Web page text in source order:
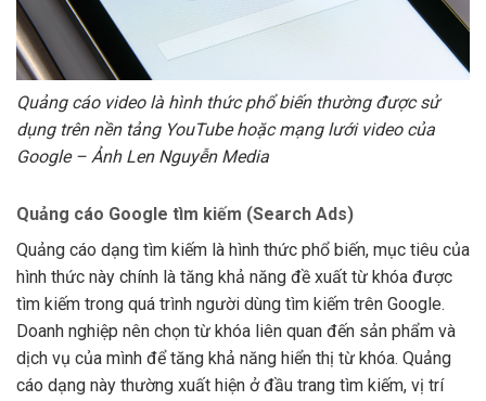
Quảng cáo video là hình thức phổ biến thường được sử
dụng trên nền tảng YouTube hoặc mạng lưới video của
Google – Ảnh Len Nguyễn Media
Quảng cáo Google tìm kiếm (Search Ads)
Quảng cáo dạng tìm kiếm là hình thức phổ biến, mục tiêu của
hình thức này chính là tăng khả năng đề xuất từ khóa được
tìm kiếm trong quá trình người dùng tìm kiếm trên Google.
Doanh nghiệp nên chọn từ khóa liên quan đến sản phẩm và
dịch vụ của mình để tăng khả năng hiển thị từ khóa. Quảng
cáo dạng này thường xuất hiện ở đầu trang tìm kiếm, vị trí